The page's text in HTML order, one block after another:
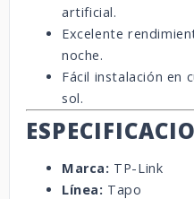
artificial.
Excelente
noche.
Fácil instalación en
sol.
Marca: TP-Link
Línea: Tapo